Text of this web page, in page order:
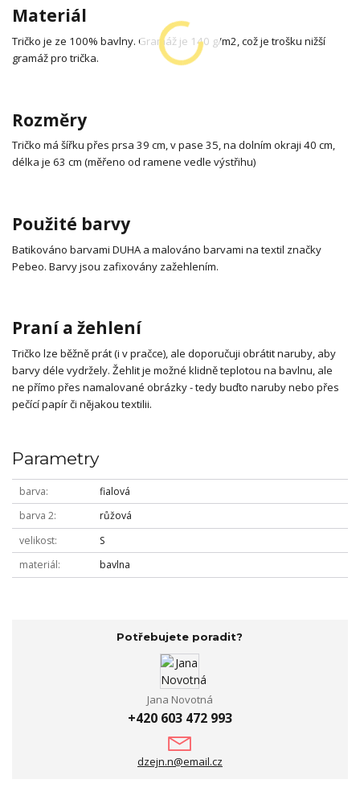
Materiál
Tričko je ze 100% bavlny. Gramáž je 140 g/m2, což je trošku nižší
gramáž pro trička.
Rozměry
Tričko má šířku přes prsa 39 cm, v pase 35, na dolním okraji 40 cm,
délka je 63 cm (měřeno od ramene vedle výstřihu)
Použité barvy
Batikováno barvami DUHA a malováno barvami na textil značky
Pebeo. Barvy jsou zafixovány zažehlením.
Praní a žehlení
Tričko lze běžně prát (i v pračce), ale doporučuji obrátit naruby, aby
barvy déle vydržely. Žehlit je možné klidně teplotou na bavlnu, ale
ne přímo přes namalované obrázky - tedy buďto naruby nebo přes
pečící papír či nějakou textilii.
Parametry
barva
fialová
barva 2
růžová
velikost
S
materiál
bavlna
Potřebujete poradit?
Jana Novotná
+420 603 472 993
dzejn.n@email.cz